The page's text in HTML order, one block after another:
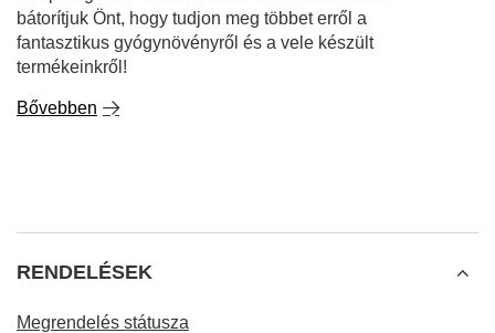
bátorítjuk Önt, hogy tudjon meg többet erről a
fantasztikus gyógynövényről és a vele készült
termékeinkről!
Bővebben
RENDELÉSEK
Megrendelés státusza